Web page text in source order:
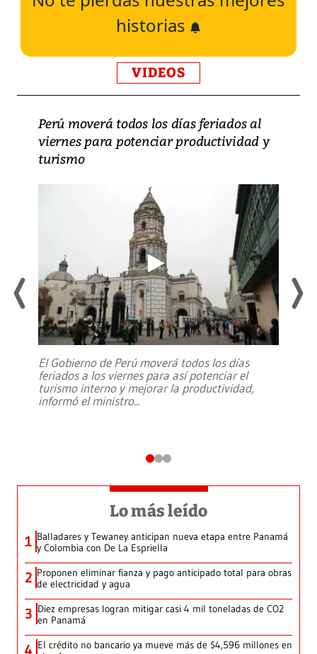
historias
VIDEOS
Perú moverá todos los días feriados al
viernes para potenciar productividad y
turismo
El Gobierno de Perú moverá todos los días
feriados a los viernes para así potenciar el
turismo interno y mejorar la productividad,
informó el ministro...
Lo más leído
1 Balladares y Tewaney anticipan nueva etapa entre Panamá
y Colombia con De La Espriella
2 Proponen eliminar fianza y pago anticipado total para obras
de electricidad y agua
3 Diez empresas logran mitigar casi 4 mil toneladas de CO2
en Panamá
4 El crédito no bancario ya mueve más de $4,596 millones en